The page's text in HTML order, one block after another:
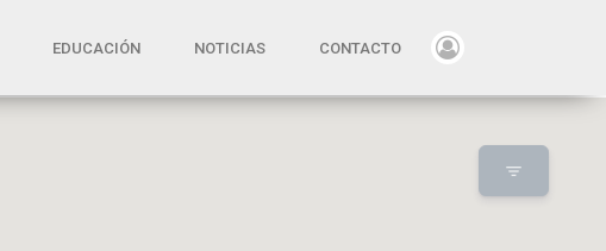
EDUCACIÓN NOTICIAS CONTACTO